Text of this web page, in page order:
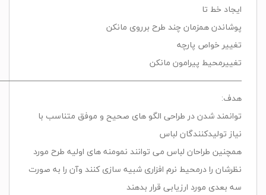
ایجاد خط تا
پوشاندن همزمان چند طرح برروی مانکن
تغییر خواص پارچه
تغییرمحیط پیرامون مانکن
هدف:
توانمند شدن در طراحی الگو های صحیح و موفق متناسب با
نیاز تولیدکنندگان لباس
همچنین طراحان لباس می توانند نمومنه های اولیه طرح مورد
نظرشان را درمحیط نرم افزاری شبیه سازی کنند وآن را به صورت
سه بعدی مورد ارزیابی قرار بدهند